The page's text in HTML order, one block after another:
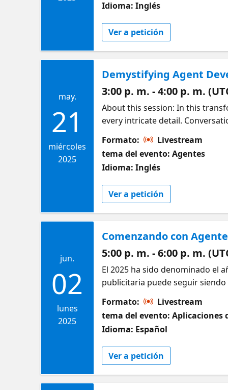
Idioma: Inglés
Ver a petición
may.
21
miércoles
2025
Demystifying Agent
3:00 p. m. - 4:00 p. m.
About this session: In this
every intricate detail.
the insights and confidence to
exploring enterprise AI
experiences, and developers
enhance your current solutions,
finally make sense of agents,
https://github.com/Azure-
Formato:
Livestream
tema del evento: Agentes
Idioma: Inglés
Ver a petición
jun.
02
lunes
2025
Comenzando con
5:00 p. m. - 6:00 p. m.
El 2025 ha sido denominado el
publicitaria puede seguir
un Agente de IA utilizando el
con conocimiento tecnico
llamado el año de los Agentes
ayudará a distinguir entre
agentes de IA, cómo funcionan
Formato:
Livestream
tema del evento: Aplicaciones
Idioma: Español
Ver a petición